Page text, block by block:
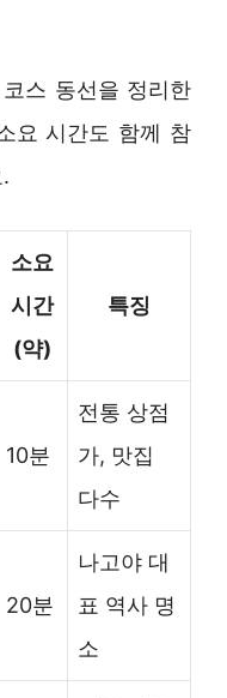
스 동선을 정리한
요 시간도 함께 참
소요
시간
(약)
특징
10분
전통 상점
가, 맛집
다수
20분
나고야 대
표 역사 명
소